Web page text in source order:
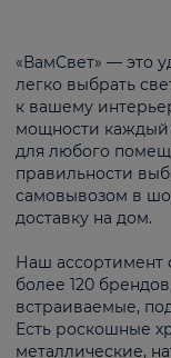
«ВамСвет» — это
легко выбрать
к вашему
мощности каждый
для любого
правильности
самовывозом в
доставку на дом.
Наш ассортимент
более 120
встраиваемые,
Есть роскошные
металлические,